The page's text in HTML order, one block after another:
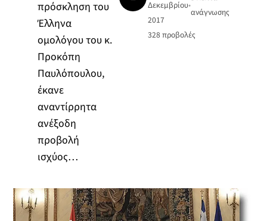
πρόσκληση του
Έλληνα
ομολόγου του κ.
Προκόπη
Παυλόπουλου,
έκανε
αναντίρρητα
ανέξοδη
προβολή
ισχύος…
Δεκεμβρίου
2017
•
ανάγνωσης
328 προβολές